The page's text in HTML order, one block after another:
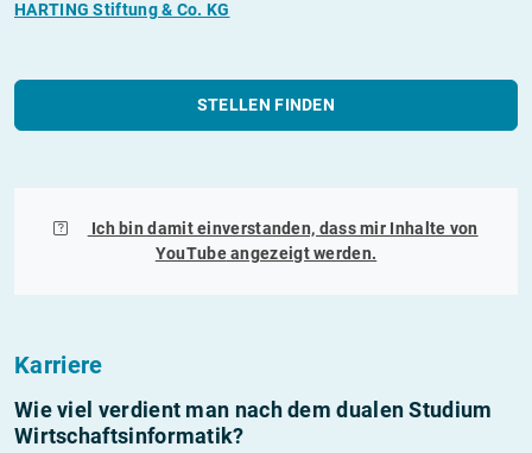
HARTING Stiftung & Co. KG
STELLEN FINDEN
Ich bin damit einverstanden, dass mir Inhalte von
YouTubeangezeigt werden.
Karriere
Wie viel verdient man nach dem dualen Studium
Wirtschaftsinformatik?